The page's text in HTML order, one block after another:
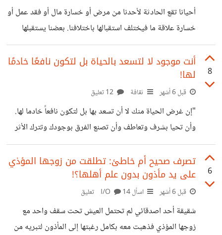
عن عمره؟ استهتار شديد للاسف!!!! نتيجة لذلك ظلت طوال الليل
ابحث عن طبيب صيدلي لعله يعرف كيف يهدي ابني من
أحيانا تقع الحادثة لأحدنا من مرض أو خسارة مال أو فقد عمل أو
خسارة علاقة ما فيختلف استقبالها باختلافنا. بعضنا يستقبلها
بالتفاؤل وتوقع الخير أو انفراج الأمور على خير وينتظر حسن
العاقبة. فيما بعضنا الآخر ينقبض قلبه ويشعر بالخطر ويشك في
انفراج الأمور فيشعر بأن الأمور ستتحول من سيء إلى اسوأ! من
فترة التقيت أخوين توأمين ومرضت والدتهما مرضا شديدا
وسالتهما عن حالتها شعرت بتفاؤل أحدهما وتشاؤم الآخر
وانقباض نفسه.
8
أنت موجود لا لتسعد بالحياة بل لتكون نافعًا خادمًا
لها!
قبل 6 أشهر ثقافة
"إن غرض الحياة منك لا أن تسعد بها بل لتكون نافعاً خادما لها.
وأن تحيا بشرف وتعاطف وأن تصنع الفرق بوجودك وتترك الأثر
النافع. " رالف والدو إميرسون فنحن نأتي إلى الحياة ليس فقط
لننفع أنفسنا بل ليتعدى أثر وجودنا إلى نفع الآخرين بغض النظر
أكان هذا يسعدنا أم لا. وإميرسون يعلل هذا بأنه عندما نكون
خادمين للحياة ونافعين لغيرنا فإن هذا يعطي معنى لوجودنا.
ولكن هناك نتيجة لهذا القول وهي أننا حينما نقصر نفعنا على
أنفسنا فقط فإننا نفقد
6
تصرف صحيح أم خاطئ: تطلقت من زوجها المؤذي
على يد مأذون بدون علم أهلها؟!
قبل 6 أشهر اسأل I/O14 تعليق
شقيقة أحد اصدقائي لم تحتمل العيش تحت سقف واحد مع
زوجها المؤذي فذهبت معه بكامل رغبتها إلى المأذون لتبريه من